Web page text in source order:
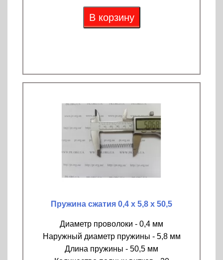
В корзину
Пружина сжатия 0,4 х 5,8 х 50,5
Диаметр проволоки - 0,4 мм
Наружный диаметр пружины - 5,8 мм
Длина пружины - 50,5 мм